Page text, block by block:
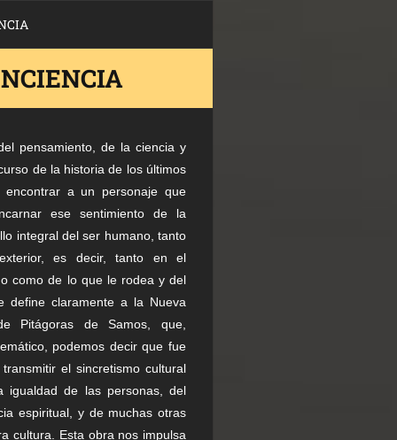
pensamiento, de la ciencia y
de la historia de los últimos
a un personaje que
ese sentimiento de la
integral del ser humano, tanto
es decir, tanto en el
como de lo que le rodea y del
define claramente a la Nueva
Pitágoras de Samos, que,
podemos decir que fue
el sincretismo cultural
igualdad de las personas, del
espiritual, y de muchas otras
cultura. Esta obra nos impulsa